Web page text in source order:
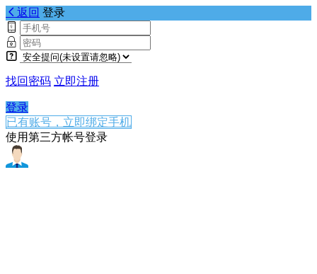
返回 登录
找回密码 立即注册
登录
已有账号，立即绑定手机
使用第三方帐号登录